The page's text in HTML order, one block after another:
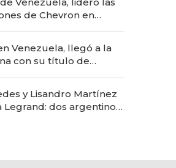
de Chevron en
Venezuela, llegó a la
con su título de
"fast premium"
y Lisandro Martínez
Legrand: dos argentinos